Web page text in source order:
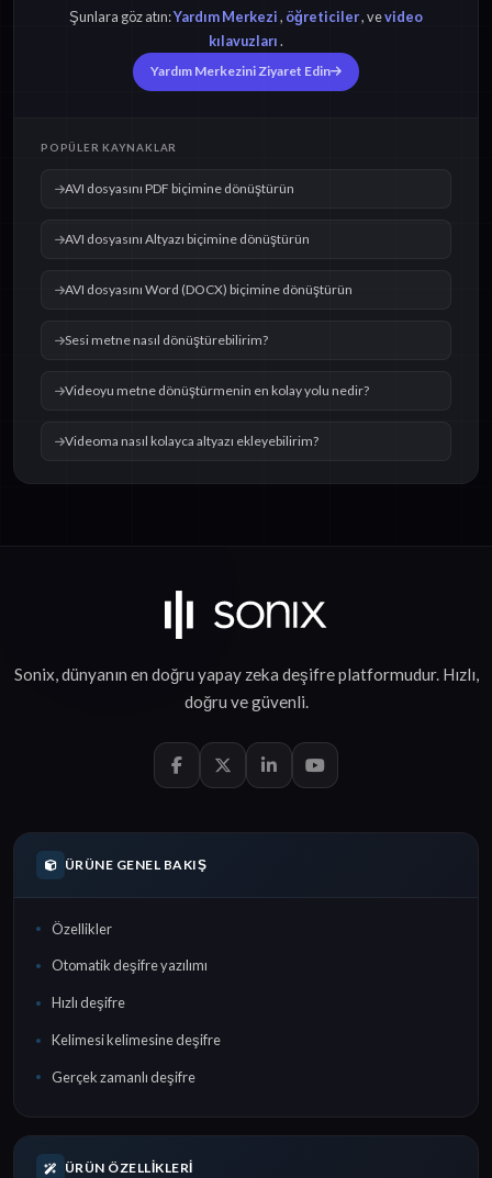
Şunlara göz atın:Yardım Merkezi, öğreticiler, vevideo
kılavuzları.
Yardım Merkezini Ziyaret Edin
POPÜLER KAYNAKLAR
AVI dosyasını PDF biçimine dönüştürün
AVI dosyasını Altyazı biçimine dönüştürün
AVI dosyasını Word (DOCX) biçimine dönüştürün
Sesi metne nasıl dönüştürebilirim?
Videoyu metne dönüştürmenin en kolay yolu nedir?
Videoma nasıl kolayca altyazı ekleyebilirim?
Sonix, dünyanın en doğru yapay zeka deşifreplatformudur. Hızlı,
doğru vegüvenli.
ÜRÜNE GENEL BAKIŞ
Özellikler
Otomatik deşifre yazılımı
Hızlı deşifre
Kelimesi kelimesine deşifre
Gerçek zamanlı deşifre
ÜRÜN ÖZELLIKLERI